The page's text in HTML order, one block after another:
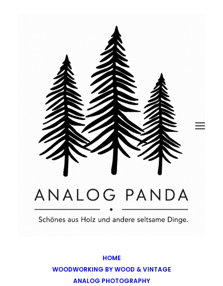
HOME
WOODWORKING BY WOOD & VINTAGE
ANALOG PHOTOGRAPHY